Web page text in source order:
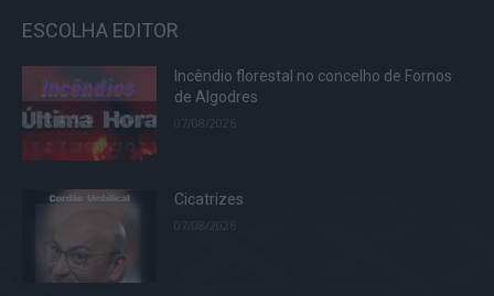
ESCOLHA EDITOR
Incêndio florestal no concelho de Fornos
de Algodres
07/08/2026
Cicatrizes
07/08/2026